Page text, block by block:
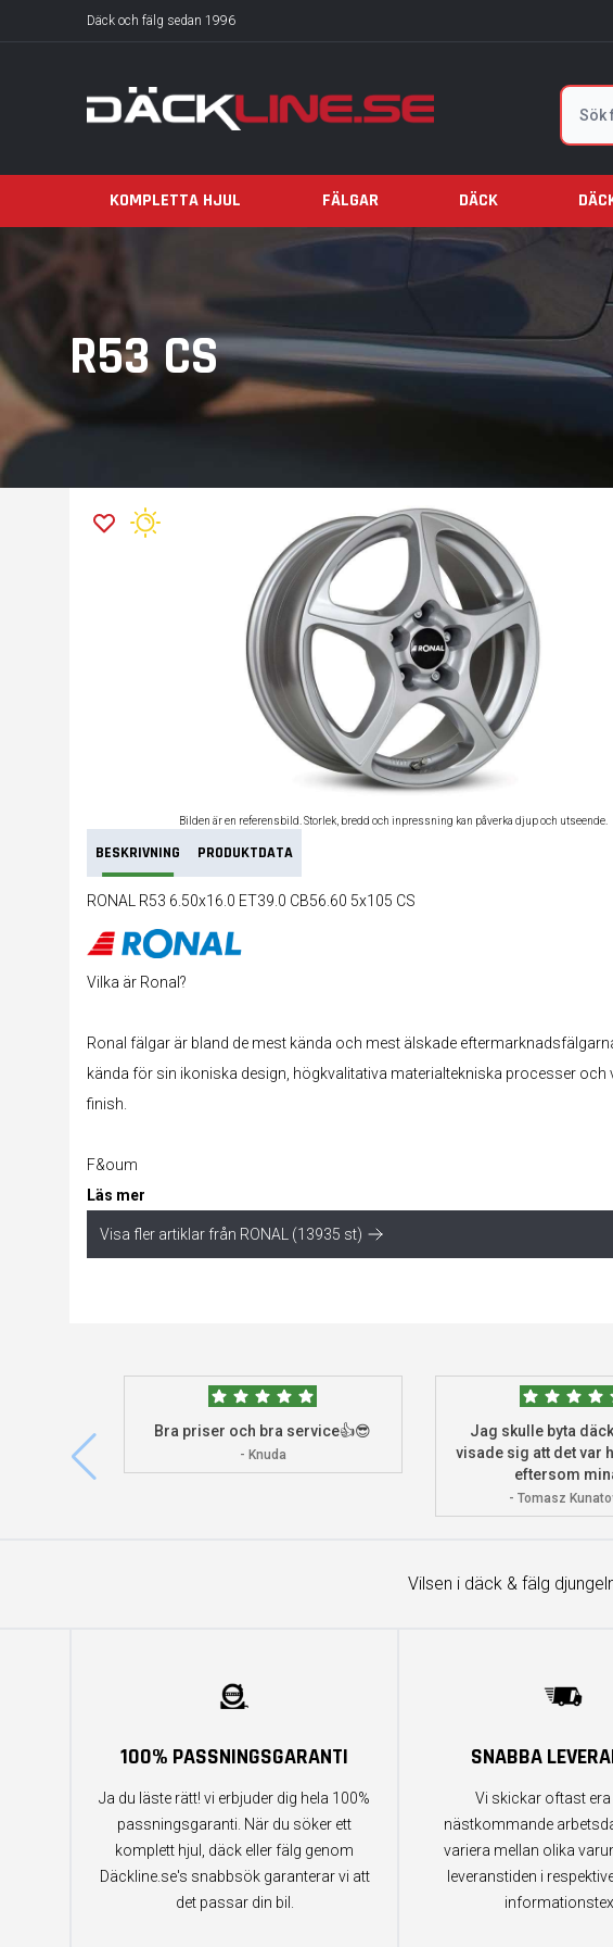
Däck och fälg sedan 1996
Sök
KOMPLETTA HJUL FÄLGAR DÄCK
R53 CS
Bilden är en referensbild. Storlek, bredd och inpressning kan påverka djup och utseende.
BESKRIVNING PRODUKTDATA
RONAL R53 6.50x16.0 ET39.0 CB56.60 5x105 CS
Vilka är Ronal?
Ronal fälgar är bland de mest kända och mest älskade
kända för sin ikoniska design, högkvalitativa materialtekniska processer och
finish.
F&oum
Läs mer
Visa fler artiklar från RONAL (13935 st)
Bra priser och bra service👍😎
- Knuda
Jag skulle byta
visade sig att det var
eftersom
- Tomasz
Vilsen i däck & fälg
100% PASSNINGSGARANTI
Ja du läste rätt! vi erbjuder dig hela 100%
passningsgaranti. När du söker ett
komplett hjul, däck eller fälg genom
Däckline.se's snabbsök garanterar vi att
det passar din bil.
SNABBA
Vi skickar oftast
nästkommande
variera mellan olika
leveranstiden i